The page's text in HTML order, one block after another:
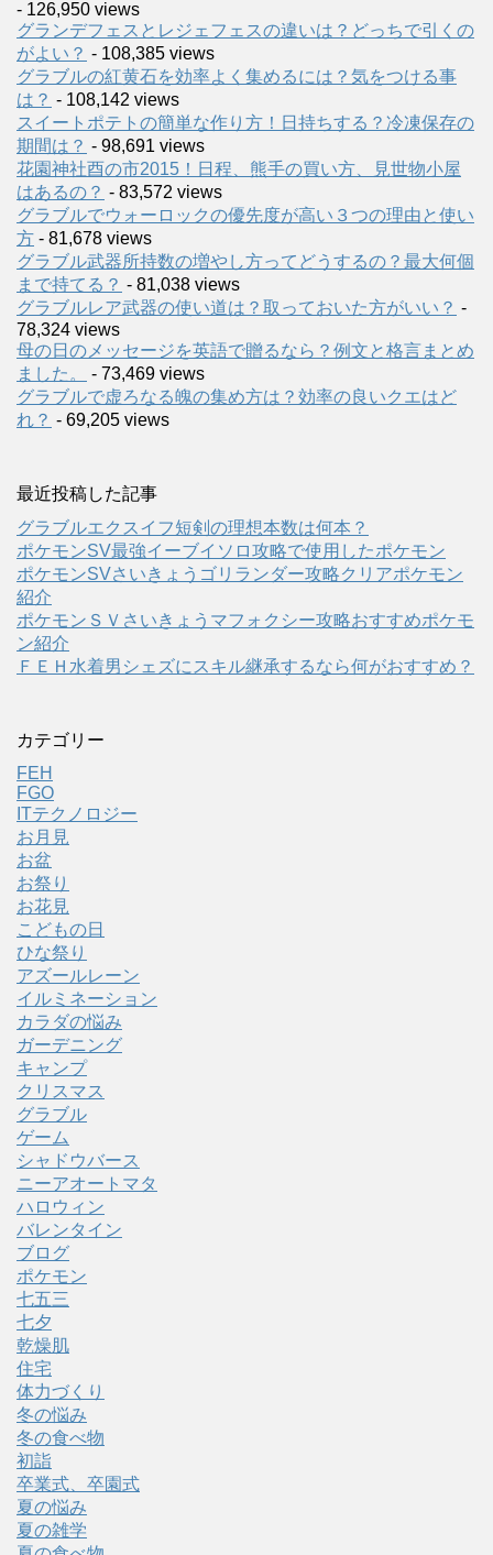
- 126,950 views
グランデフェスとレジェフェスの違いは？どっちで引くの
がよい？ - 108,385 views
グラブルの紅黄石を効率よく集めるには？気をつける事
は？ - 108,142 views
スイートポテトの簡単な作り方！日持ちする？冷凍保存の
期間は？ - 98,691 views
花園神社酉の市2015！日程、熊手の買い方、見世物小屋
はあるの？ - 83,572 views
グラブルでウォーロックの優先度が高い３つの理由と使い
方 - 81,678 views
グラブル武器所持数の増やし方ってどうするの？最大何個
まで持てる？ - 81,038 views
グラブルレア武器の使い道は？取っておいた方がいい？ -
78,324 views
母の日のメッセージを英語で贈るなら？例文と格言まとめ
ました。
- 73,469 views
グラブルで虚ろなる魄の集め方は？効率の良いクエはど
れ？ - 69,205 views
最近投稿した記事
グラブルエクスイフ短剣の理想本数は何本？
ポケモンSV最強イーブイソロ攻略で使用したポケモン
ポケモンSVさいきょうゴリランダー攻略クリアポケモン
紹介
ポケモンＳＶさいきょうマフォクシー攻略おすすめポケモ
ン紹介
ＦＥＨ水着男シェズにスキル継承するなら何がおすすめ？
カテゴリー
FEH
FGO
ITテクノロジー
お月見
お盆
お祭り
お花見
こどもの日
ひな祭り
アズールレーン
イルミネーション
カラダの悩み
ガーデニング
キャンプ
クリスマス
グラブル
ゲーム
シャドウバース
ニーアオートマタ
ハロウィン
バレンタイン
ブログ
ポケモン
七五三
七夕
乾燥肌
住宅
体力づくり
冬の悩み
冬の食べ物
初詣
卒業式、卒園式
夏の悩み
夏の雑学